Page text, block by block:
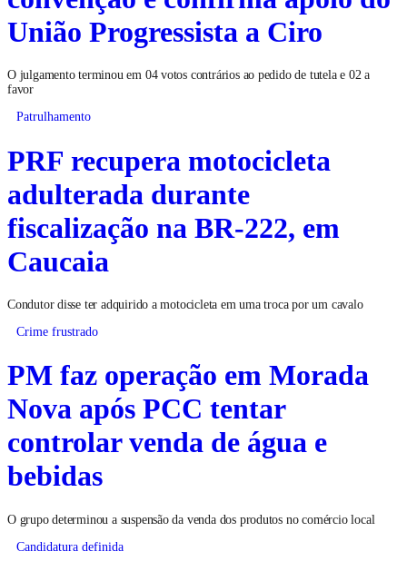
União Progressista a Ciro
O julgamento terminou em 04 votos contrários ao pedido de tutela e 02 a
favor
Patrulhamento
PRF recupera motocicleta
adulterada durante
fiscalização na BR-222, em
Caucaia
Condutor disse ter adquirido a motocicleta em uma troca por um cavalo
Crime frustrado
PM faz operação em Morada
Nova após PCC tentar
controlar venda de água e
bebidas
O grupo determinou a suspensão da venda dos produtos no comércio local
Candidatura definida